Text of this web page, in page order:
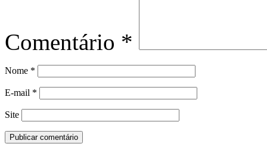
Comentário *
Nome *
E-mail *
Site